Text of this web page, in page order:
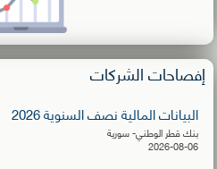
إفصاحات الشركات
البيانات المالية نصف السنوية 2026
بنك قطر الوطني- سورية
2026-08-06